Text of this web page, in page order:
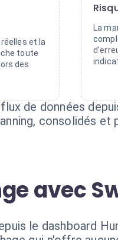
et la
toute
des
La
de données
consolidés et
avec
le dashboard